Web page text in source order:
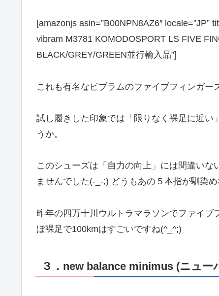
[amazonjs asin=”B00NPN8AZ6″
vibram M3781 KOMODOSPORT LS FIVE
BLACK/GREY/GREEN並行輸入品”]
これも有名なビブラムのファイブフィンガー
試し履きした印象では「限りなく裸足に近い
うか。
このシューズは「自力の向上」には間違い
ませんでした(-_-;) どうもあの５本指が馴染め
昨年の四万十川ウルトラマラソンでファイ
ぼ裸足で100kmはすごいですね(^_^;)
３．new balance minimus (ニュー